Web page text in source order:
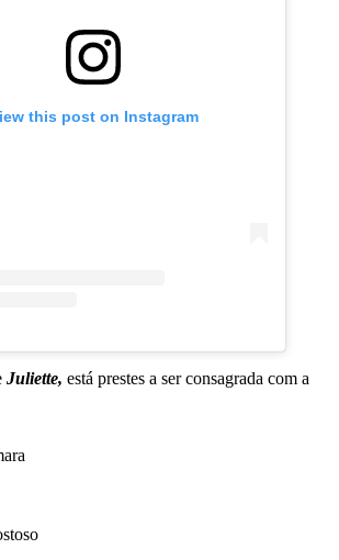
this post on Instagram
Juliette, está prestes a ser consagrada com a